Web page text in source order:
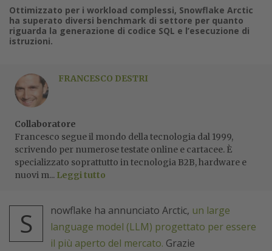
Ottimizzato per i workload complessi, Snowflake Arctic
ha superato diversi benchmark di settore per quanto
riguarda la generazione di codice SQL e l’esecuzione di
istruzioni.
FRANCESCO DESTRI
Collaboratore
Francesco segue il mondo della tecnologia dal 1999,
scrivendo per numerose testate online e cartacee. È
specializzato soprattutto in tecnologia B2B, hardware e
nuovi m... Leggi tutto
S nowflake ha annunciato Arctic, un large
language model (LLM) progettato per essere
il più aperto del mercato. Grazie